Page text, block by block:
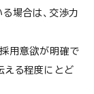
場合は、交渉力
用意欲が明確で
える程度にとど